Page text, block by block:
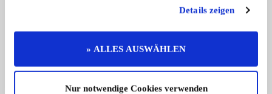
Details zeigen
» ALLES AUSWÄHLEN
Nur notwendige Cookies verwenden
18.000,- €
Das könnte Sie auch interessieren
ALLE ANZEIGEN